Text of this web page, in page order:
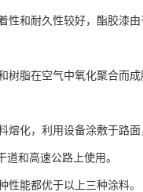
性和耐久性较好，酯胶漆
脂在空气中氧化聚合而
熔化，利用设备涂敷于路
道和高速公路上使用。
性能都优于以上三种涂料。